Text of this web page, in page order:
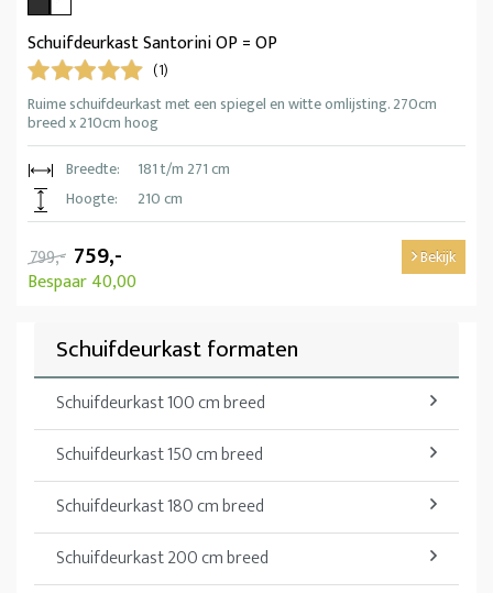
Schuifdeurkast Santorini OP = OP
(1)
Ruime schuifdeurkast met een spiegel en witte omlijsting. 270cm
breed x 210cm hoog
Breedte:
181 t/m 271 cm
Hoogte:
210 cm
799,- 759,-
Bespaar 40,00
Bekijk
Schuifdeurkast formaten
Schuifdeurkast 100 cm breed
Schuifdeurkast 150 cm breed
Schuifdeurkast 180 cm breed
Schuifdeurkast 200 cm breed